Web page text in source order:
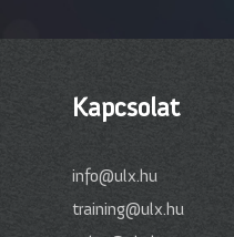
Kapcsolat
info@ulx.hu
training@ulx.hu